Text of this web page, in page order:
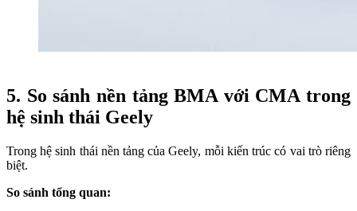
5. So sánh nền tảng BMA với CMA trong
hệ sinh thái Geely
Trong hệ sinh thái nền tảng của Geely, mỗi kiến trúc có vai trò riêng
biệt.
So sánh tổng quan: